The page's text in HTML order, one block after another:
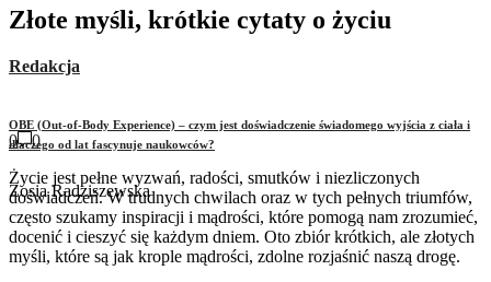
OBE (Out-of-Body Experience) – czym jest doświadczenie świadomego wyjścia z ciała i
dlaczego od lat fascynuje naukowców?
Zosia Radziszewska
Złote myśli, krótkie cytaty o życiu
Redakcja
0
0
Życie jest pełne wyzwań, radości, smutków i niezliczonych
doświadczeń. W trudnych chwilach oraz w tych pełnych triumfów,
często szukamy inspiracji i mądrości, które pomogą nam zrozumieć,
docenić i cieszyć się każdym dniem. Oto zbiór krótkich, ale złotych
myśli, które są jak krople mądrości, zdolne rozjaśnić naszą drogę.